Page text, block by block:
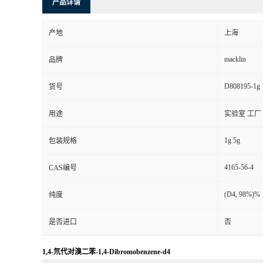
产品详请
产地 上海
品牌 macklin
货号 D808195-1g
用途 实验室 工厂
包装规格 1g 5g
CAS编号 4165-56-4
纯度 (D4, 98%)%
是否进口 否
1,4-氘代对溴二苯-1,4-Dibromobenzene-d4